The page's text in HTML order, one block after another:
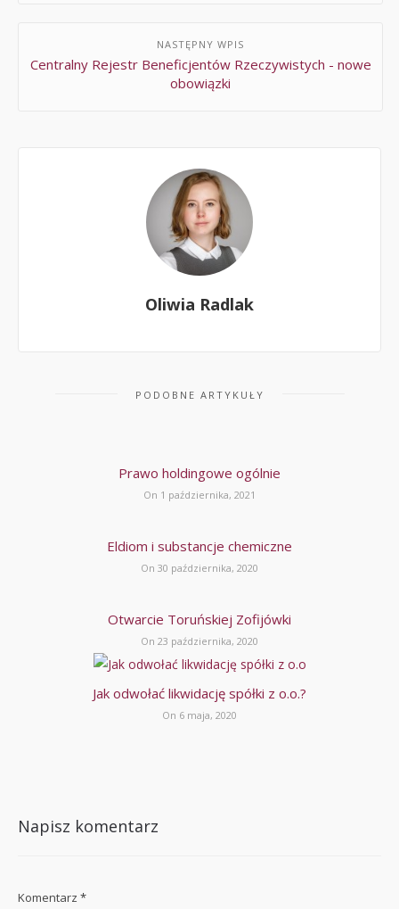
NASTĘPNY WPIS
Centralny Rejestr Beneficjentów Rzeczywistych - nowe
obowiązki
Oliwia Radlak
PODOBNE ARTYKUŁY
Prawo holdingowe ogólnie
On 1 października, 2021
Eldiom i substancje chemiczne
On 30 października, 2020
Otwarcie Toruńskiej Zofijówki
On 23 października, 2020
Jak odwołać likwidację spółki z o.o.?
On 6 maja, 2020
Napisz komentarz
Komentarz *